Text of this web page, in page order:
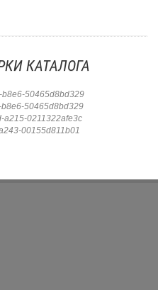
КАТАЛОГА
50465d8bd329
50465d8bd329
a215-0211322afe3c
00155d811b01